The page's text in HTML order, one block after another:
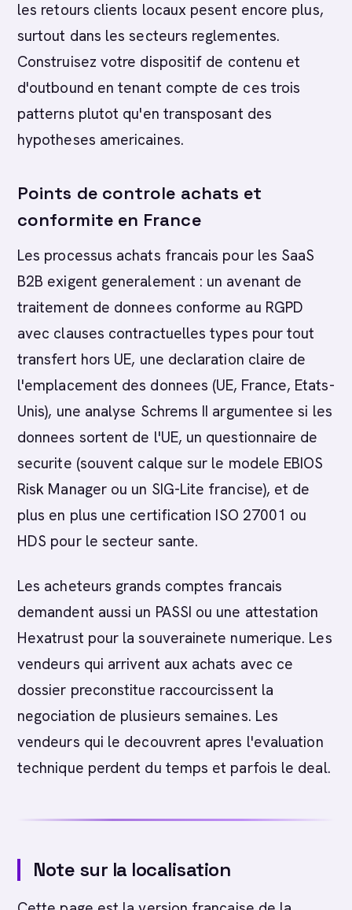
les retours clients locaux pesent encore plus,
surtout dans les secteurs reglementes.
Construisez votre dispositif de contenu et
d'outbound en tenant compte de ces trois
patterns plutot qu'en transposant des
hypotheses americaines.
Points de controle achats et
conformite en France
Les processus achats francais pour les SaaS
B2B exigent generalement : un avenant de
traitement de donnees conforme au RGPD
avec clauses contractuelles types pour tout
transfert hors UE, une declaration claire de
l'emplacement des donnees (UE, France, Etats-
Unis), une analyse Schrems II argumentee si les
donnees sortent de l'UE, un questionnaire de
securite (souvent calque sur le modele EBIOS
Risk Manager ou un SIG-Lite francise), et de
plus en plus une certification ISO 27001 ou
HDS pour le secteur sante.
Les acheteurs grands comptes francais
demandent aussi un PASSI ou une attestation
Hexatrust pour la souverainete numerique. Les
vendeurs qui arrivent aux achats avec ce
dossier preconstitue raccourcissent la
negociation de plusieurs semaines. Les
vendeurs qui le decouvrent apres l'evaluation
technique perdent du temps et parfois le deal.
Note sur la localisation